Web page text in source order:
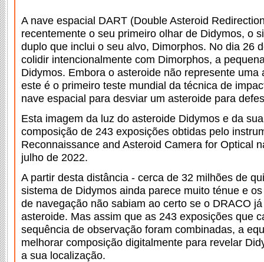
A nave espacial DART (Double Asteroid
recentemente o seu primeiro olhar de Didymos, o
duplo que inclui o seu alvo, Dimorphos. No dia 26
colidir intencionalmente com Dimorphos, a
Didymos. Embora o asteroide não represente uma
este é o primeiro teste mundial da técnica de
nave espacial para desviar um asteroide para
Esta imagem da luz do asteroide Didymos e da
composição de 243 exposições obtidas pelo
Reconnaissance and Asteroid Camera for Optical
julho de 2022.
A partir desta distância - cerca de 32 milhões de
sistema de Didymos ainda parece muito ténue e
de navegação não sabiam ao certo se o DRACO
asteroide. Mas assim que as 243 exposições que
sequência de observação foram combinadas, a
melhorar composição digitalmente para revelar
a sua localização.